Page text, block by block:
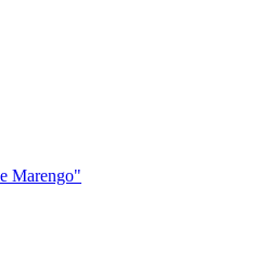
Marengo"